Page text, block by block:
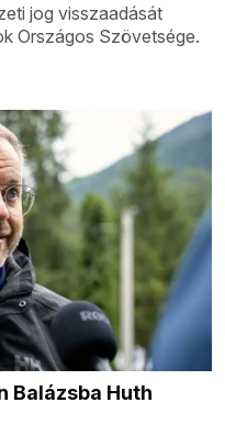
jog visszaadását
Országos Szövetsége.
Balázsba Huth